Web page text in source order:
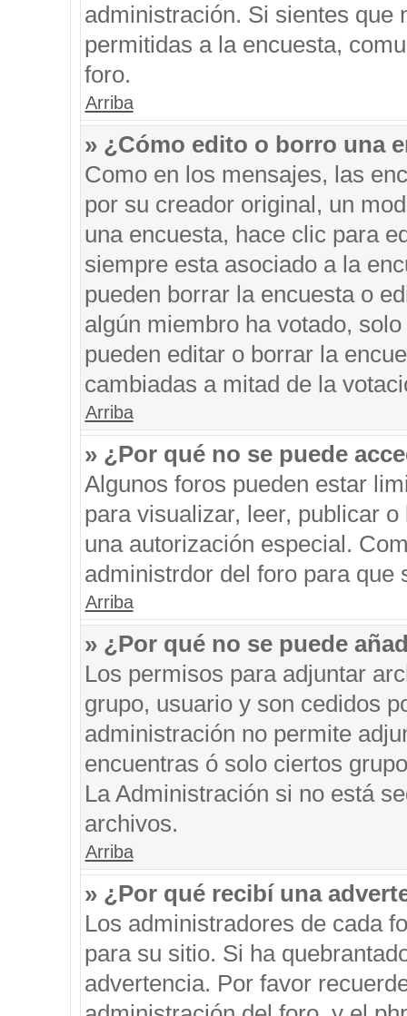
administración. Si sientes que
permitidas a la encuesta,
foro.
Arriba
» ¿Cómo edito o borro una
Como en los mensajes, las
por su creador original, un
una encuesta, hace clic para
siempre esta asociado a la
pueden borrar la encuesta o
algún miembro ha votado,
pueden editar o borrar la
cambiadas a mitad de la
Arriba
» ¿Por qué no se puede
Algunos foros pueden estar
para visualizar, leer, publicar
una autorización especial.
administrdor del foro para que
Arriba
» ¿Por qué no se puede
Los permisos para adjuntar
grupo, usuario y son cedidos
administración no permite
encuentras ó solo ciertos
La Administración si no está
archivos.
Arriba
» ¿Por qué recibí una
Los administradores de cada
para su sitio. Si ha
advertencia. Por favor